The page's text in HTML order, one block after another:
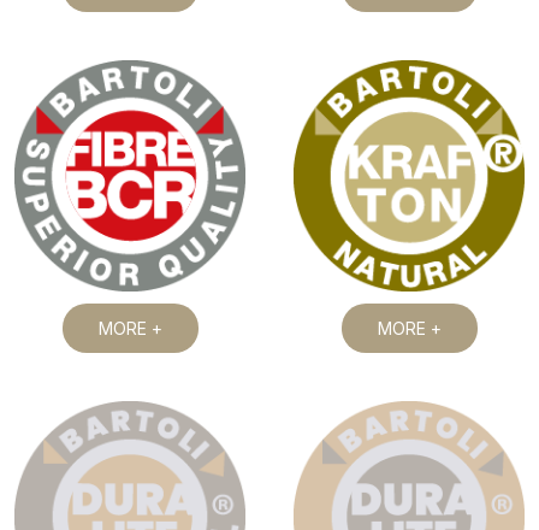
MORE + MORE +